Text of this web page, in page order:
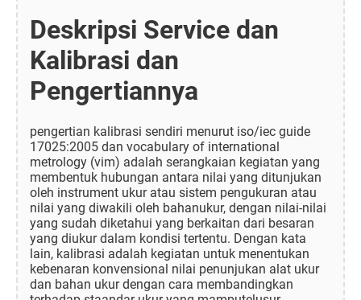
Deskripsi Service dan
Kalibrasi dan
Pengertiannya
pengertian kalibrasi sendiri menurut iso/iec guide
17025:2005 dan vocabulary of international
metrology (vim) adalah serangkaian kegiatan yang
membentuk hubungan antara nilai yang ditunjukan
oleh instrument ukur atau sistem pengukuran atau
nilai yang diwakili oleh bahanukur, dengan nilai-nilai
yang sudah diketahui yang berkaitan dari besaran
yang diukur dalam kondisi tertentu. Dengan kata
lain, kalibrasi adalah kegiatan untuk menentukan
kebenaran konvensional nilai penunjukan alat ukur
dan bahan ukur dengan cara membandingkan